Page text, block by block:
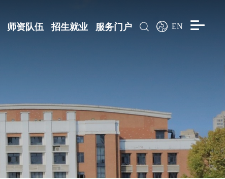
师资队伍 招生就业 服务门户 EN